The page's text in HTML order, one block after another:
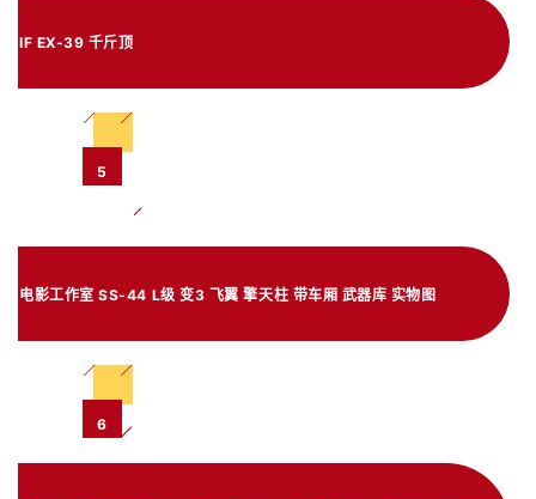
IF EX-39 千斤顶
5
电影工作室 SS-44 L级 变3 飞翼 擎天柱 带车厢 武器库 实物图 ​​​
6